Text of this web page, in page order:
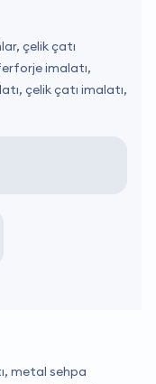
çelik çatı
imalatı,
çelik çatı imalatı,
metal sehpa